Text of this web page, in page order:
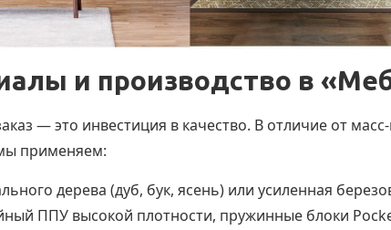
и производство в
— это инвестиция в качество. В отличие от
применяем:
дерева (дуб, бук, ясень) или усиленная
ППУ высокой плотности, пружинные блоки